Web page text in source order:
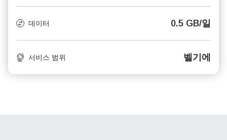
데이터 0.5 GB/일
서비스 범위 벨기에